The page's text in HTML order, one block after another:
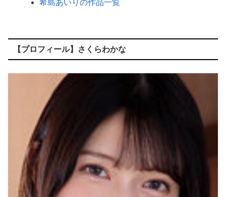
希島あいりの作品一覧
【プロフィール】さくらわかな